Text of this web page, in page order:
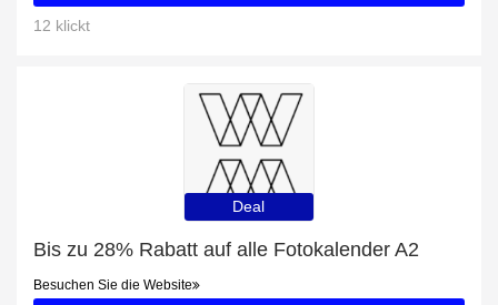
12 klickt
Deal
Bis zu 28% Rabatt auf alle Fotokalender A2
Besuchen Sie die Website